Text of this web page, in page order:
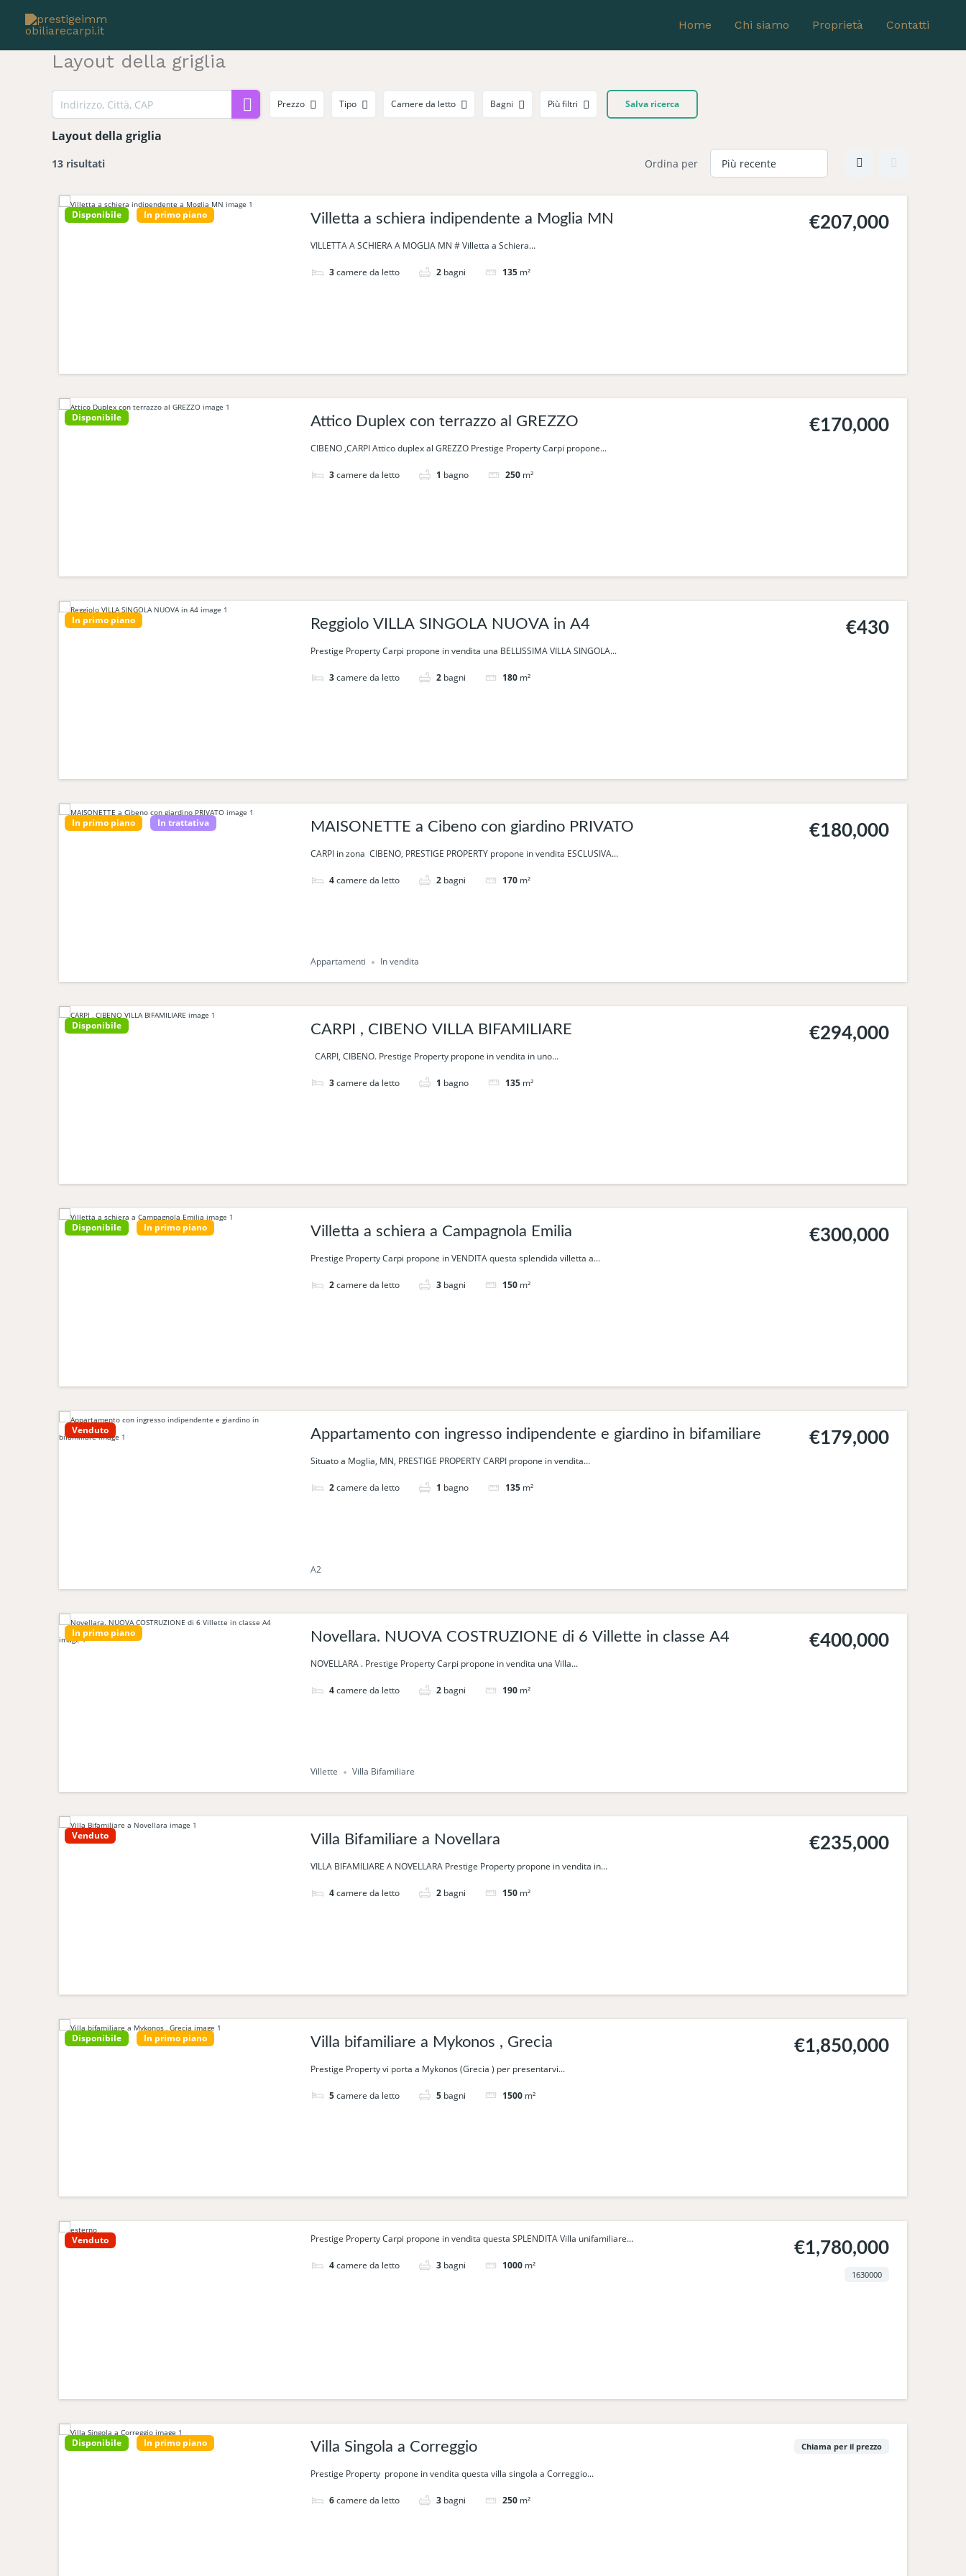
Home Chi siamo Proprietà Contatti
Layout della griglia
Salva ricerca
Prezzo Tipo Camere da letto Bagni Più filtri
Layout della griglia
13 risultati Ordina per
Disponibile In primo piano Villetta a schiera indipendente a Moglia MN
VILLETTA A SCHIERA A MOGLIA MN # Villetta a Schiera...
3camere da letto 2 bagni 135 m²
€207,000
Disponibile Attico Duplex con terrazzo al GREZZO
CIBENO ,CARPI Attico duplex al GREZZO Prestige Property Carpi propone...
3camere da letto 1 bagno 250 m²
€170,000
In primo piano Reggiolo VILLA SINGOLA NUOVA in A4
Prestige Property Carpi propone in vendita una BELLISSIMA VILLA SINGOLA...
3camere da letto 2 bagni 180 m²
€430
In primo piano In trattativa MAISONETTE a Cibeno con giardino PRIVATO
CARPI in zona CIBENO, PRESTIGE PROPERTY propone in vendita ESCLUSIVA...
4camere da letto 2 bagni 170 m²
€180,000
Appartamenti In vendita
Disponibile CARPI , CIBENO VILLA BIFAMILIARE
CARPI, CIBENO. Prestige Property propone in vendita in uno...
3camere da letto 1 bagno 135 m²
€294,000
Disponibile In primo piano Villetta a schiera a Campagnola Emilia
Prestige Property Carpi propone in VENDITA questa splendida villetta a...
2camere da letto 3 bagni 150 m²
€300,000
Venduto Appartamento con ingresso indipendente e giardino in bifamiliare
Situato a Moglia, MN, PRESTIGE PROPERTY CARPI propone in vendita...
2camere da letto 1 bagno 135 m²
€179,000
A2
In primo piano Novellara. NUOVA COSTRUZIONE di 6 Villette in classe A4
NOVELLARA . Prestige Property Carpi propone in vendita una Villa...
4camere da letto 2 bagni 190 m²
€400,000
Villette Villa Bifamiliare
Venduto Villa Bifamiliare a Novellara
VILLA BIFAMILIARE A NOVELLARA Prestige Property propone in vendita in...
4camere da letto 2 bagni 150 m²
€235,000
Disponibile In primo piano Villa bifamiliare a Mykonos , Grecia
Prestige Property vi porta a Mykonos (Grecia ) per presentarvi...
5camere da letto 5 bagni 1500 m²
€1,850,000
Venduto Prestige Property Carpi propone in vendita questa SPLENDITA Villa unifamiliare...
4camere da letto 3 bagni 1000 m²
€1,780,000
1630000
Disponibile In primo piano Villa Singola a Correggio
Prestige Property propone in vendita questa villa singola a Correggio...
6camere da letto 3 bagni 250 m²
Chiama per il prezzo